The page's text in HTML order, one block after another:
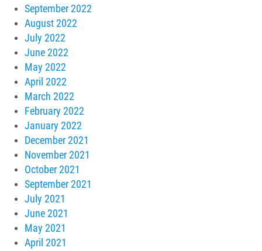
September 2022
August 2022
July 2022
June 2022
May 2022
April 2022
March 2022
February 2022
January 2022
December 2021
November 2021
October 2021
September 2021
July 2021
June 2021
May 2021
April 2021